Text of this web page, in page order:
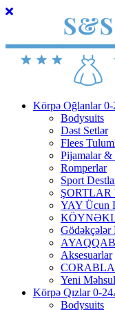
Körpə Oğlanlar
Bodysuits
Dəst Setlər
Flees
Pijamalar &
Romperlar
Sport
YAY Ücun
Gödəkçələr
Aksesuarlar
Yeni
Körpə Qızlar 0-
Bodysuits